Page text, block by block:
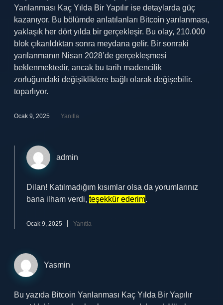
Yarılanması Kaç Yılda Bir Yapılır ise detaylarda güç
kazanıyor. Bu bölümde anlatılanları Bitcoin yarılanması,
yaklaşık her dört yılda bir gerçekleşir. Bu olay, 210.000
blok çıkarıldıktan sonra meydana gelir. Bir sonraki
yarılanmanın Nisan 2028’de gerçekleşmesi
beklenmektedir, ancak bu tarih madencilik
zorluğundaki değişikliklere bağlı olarak değişebilir.
toparlıyor.
Ocak 9, 2025 Yanıtla
admin
Dilan! Katılmadığım kısımlar olsa da yorumlarınız
bana ilham verdi, teşekkür ederim.
Ocak 9, 2025 Yanıtla
Yasmin
Bu yazıda Bitcoin Yarılanması Kaç Yılda Bir Yapılır